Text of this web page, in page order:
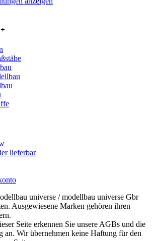
+
lieferbar
universe / modellbau universe Gbr
Ausgewiesene Marken gehören ihren
Seite erkennen Sie unsere AGBs und die
an. Wir übernehmen keine Haftung für den